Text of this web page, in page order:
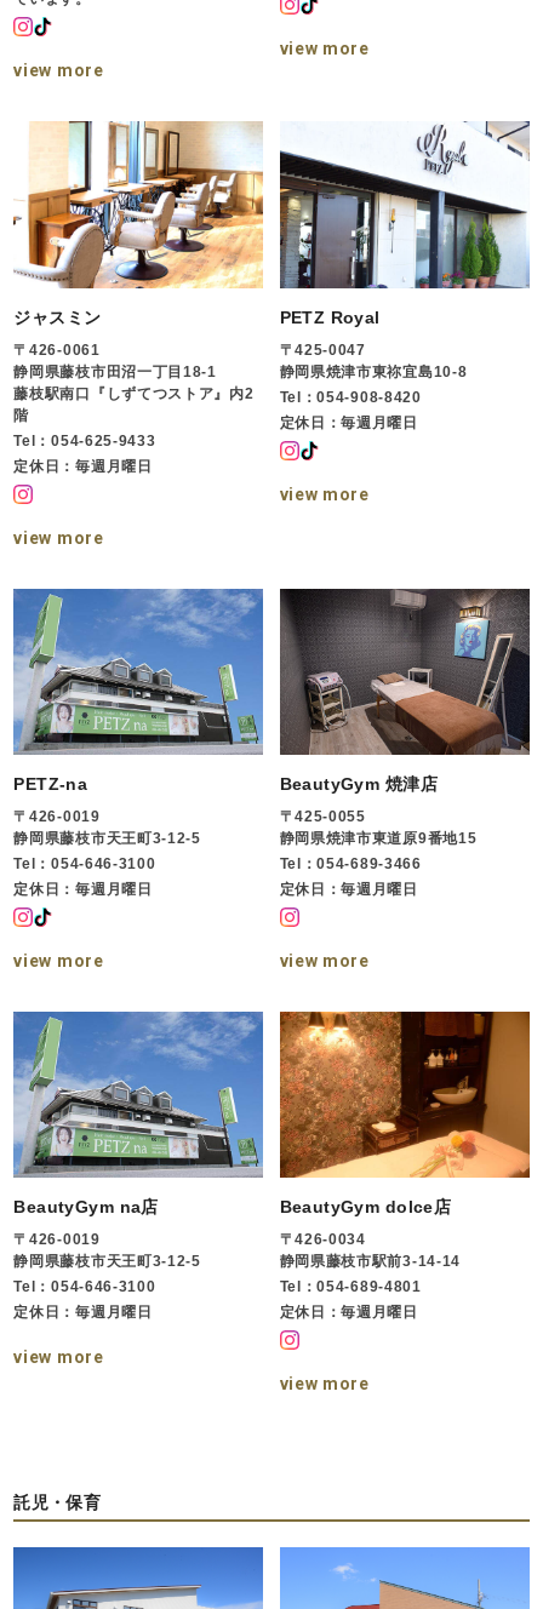
view more
view more
ジャスミン
〒426-0061
静岡県藤枝市田沼一丁目18-1
藤枝駅南口『しずてつストア』内2
階
Tel：054-625-9433
定休日：毎週月曜日
view more
PETZ Royal
〒425-0047
静岡県焼津市東祢宜島10-8
Tel：054-908-8420
定休日：毎週月曜日
view more
PETZ-na
〒426-0019
静岡県藤枝市天王町3-12-5
Tel：054-646-3100
定休日：毎週月曜日
view more
BeautyGym 焼津店
〒425-0055
静岡県焼津市東道原9番地15
Tel：054-689-3466
定休日：毎週月曜日
view more
BeautyGym na店
〒426-0019
静岡県藤枝市天王町3-12-5
Tel：054-646-3100
定休日：毎週月曜日
view more
BeautyGym dolce店
〒426-0034
静岡県藤枝市駅前3-14-14
Tel：054-689-4801
定休日：毎週月曜日
view more
託児・保育